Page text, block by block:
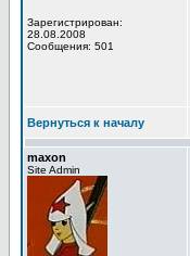
Зарегистрирован:
28.08.2008
Сообщения: 501
Вернуться к началу
maxon
Site Admin